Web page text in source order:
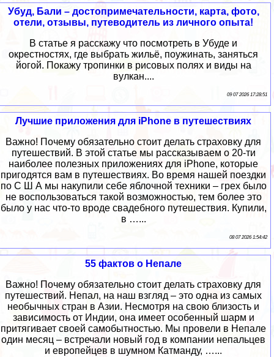
Убуд, Бали – достопримечательности, карта, фото,
отели, отзывы, путеводитель из личного опыта!
В статье я расскажу что посмотреть в Убуде и
окрестностях, где выбрать жильё, поужинать, заняться
йогой. Покажу тропинки в рисовых полях и виды на
вулкан....
09 07 2026 17:28:51
Лучшие приложения для iPhone в путешествиях
Важно! Почему обязательно стоит делать страховку для
путешествий. В этой статье мы рассказываем о 20-ти
наиболее полезных приложениях для iPhone, которые
пригодятся вам в путешествиях. Во время нашей поездки
по С Ш А мы накупили себе яблочной техники – грех было
не воспользоваться такой возможностью, тем более это
было у нас что-то вроде свадебного путешествия. Купили,
в …...
08 07 2026 1:54:42
55 фактов о Непале
Важно! Почему обязательно стоит делать страховку для
путешествий. Непал, на наш взгляд – это одна из самых
необычных стран в Азии. Несмотря на свою близость и
зависимость от Индии, она имеет особенный шарм и
притягивает своей самобытностью. Мы провели в Непале
один месяц – встречали новый год в компании непальцев
и европейцев в шумном Катманду, …...